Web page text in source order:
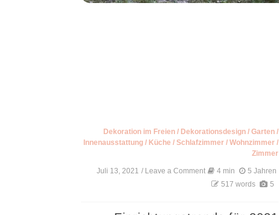
Dekoration im Freien / Dekorationsdesign /Garten /
Innenausstattung / Küche /Schlafzimmer /Wohnzimmer /
Zimmer
Juli 13, 2021 / Leave a Comment on
Einrichtungstrends
4 min
5 Jahren
517 words
5